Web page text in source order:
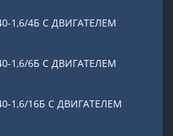
1,6/4Б С ДВИГАТЕЛЕМ
1,6/6Б С ДВИГАТЕЛЕМ
1,6/16Б С ДВИГАТЕЛЕМ